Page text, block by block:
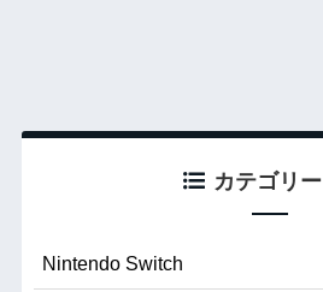
カテゴリー
Nintendo Switch